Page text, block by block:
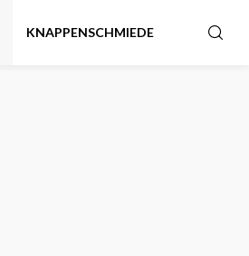
KNAPPENSCHMIEDE